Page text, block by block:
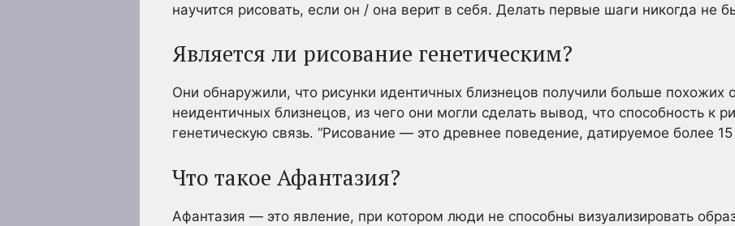
научится рисовать, если он / она верит в себя. Делать первые шаги никогда не
Является ли рисование генетическим?
Они обнаружили, что рисунки идентичных близнецов получили больше похожих
неидентичных близнецов, из чего они могли сделать вывод, что способность к
генетическую связь. “Рисование — это древнее поведение, датируемое более
Что такое Афантазия?
Афантазия — это явление, при котором люди не способны визуализировать